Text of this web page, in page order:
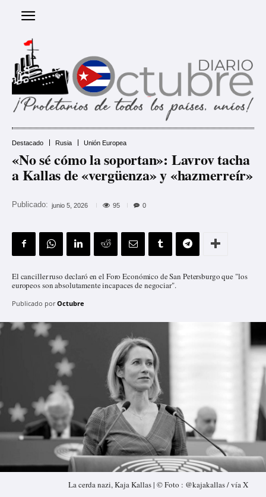
Destacado Rusia Unión Europea
«No sé cómo la soportan»: Lavrov tacha
a Kallas de «vergüenza» y «hazmerreír»
Publicado: junio 5, 2026 95 0
El canciller ruso declaró en el Foro Económico de San Petersburgo que "los
europeos son absolutamente incapaces de negociar".
Publicado por Octubre
La cerda nazi, Kaja Kallas | © Foto : @kajakallas / vía X